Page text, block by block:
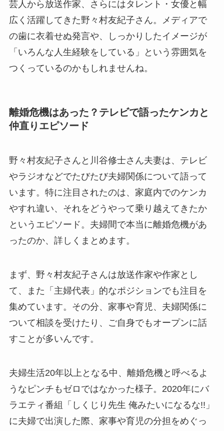
芸人から放送作家、さらにはタレント・女優と幅
広く活躍してきた野々村友紀子さん。メディアで
の歯に衣着せぬ発言や、しっかりしたイメージが
「いろんな人生経験をしている」という雰囲気を
つくっているのかもしれませんね。
離婚危機はあった？テレビで語ったケンカと
仲直りエピソード
野々村友紀子さんと川谷修士さん夫妻は、テレビ
やラジオなどでたびたび夫婦関係について語って
います。特に注目されたのは、家庭内でのケンカ
やすれ違い、それをどうやって乗り越えてきたか
というエピソード。夫婦間で本当に離婚危機があ
ったのか、詳しくまとめます。
まず、野々村友紀子さんは放送作家や作家とし
て、また「主婦代表」的なポジションでも注目を
集めています。その分、家事や育児、夫婦関係に
ついて相談を受けたり、ご自身でもオープンに話
すことが多いんです。
夫婦生活20年以上となる中、離婚危機と呼べるよ
うなピンチもゼロではなかった様子。2020年にバ
ラエティ番組「しくじり先生 俺みたいになるな!!」
に夫婦で出演した際、家事や育児の分担をめぐっ